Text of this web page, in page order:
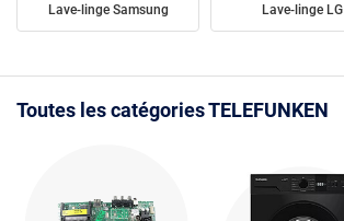
Lave-linge Samsung Lave-linge LG
Toutes les catégories TELEFUNKEN